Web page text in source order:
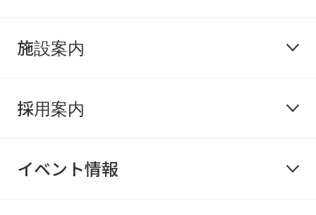
施設案内
採用案内
イベント情報